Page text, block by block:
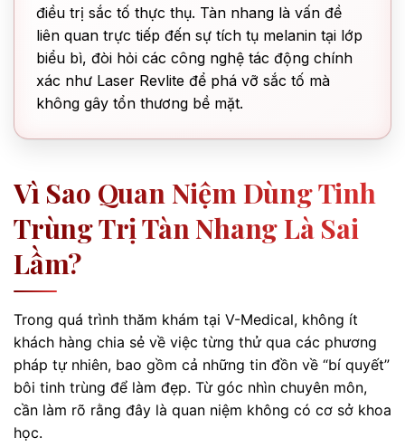
điều trị sắc tố thực thụ. Tàn nhang là vấn đề
liên quan trực tiếp đến sự tích tụ melanin tại lớp
biểu bì, đòi hỏi các công nghệ tác động chính
xác như Laser Revlite để phá vỡ sắc tố mà
không gây tổn thương bề mặt.
Vì Sao Quan Niệm Dùng Tinh
Trùng Trị Tàn Nhang Là Sai
Lầm?
Trong quá trình thăm khám tại V-Medical, không ít
khách hàng chia sẻ về việc từng thử qua các phương
pháp tự nhiên, bao gồm cả những tin đồn về “bí quyết”
bôi tinh trùng để làm đẹp. Từ góc nhìn chuyên môn,
cần làm rõ rằng đây là quan niệm không có cơ sở khoa
học.